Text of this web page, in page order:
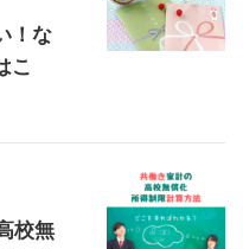
！な
こ
校無